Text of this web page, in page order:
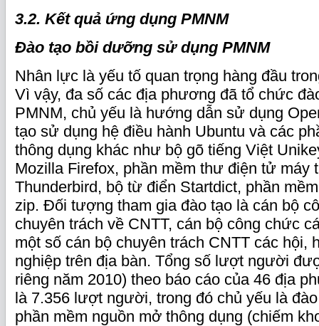
3.2. Kết quả ứng dụng PMNM
Đào tạo bồi dưỡng sử dụng PMNM
Nhân lực là yếu tố quan trọng hàng đầu
Vì vậy, đa số các địa phương đã tổ chức
PMNM, chủ yếu là hướng dẫn sử dụng
tạo sử dụng hệ điều hành Ubuntu và các
thông dụng khác như bộ gõ tiếng Việt
Mozilla Firefox, phần mềm thư điện tử máy
Thunderbird, bộ từ điển Startdict, phần
zip. Đối tượng tham gia đào tạo là cán bộ
chuyên trách về CNTT, cán bộ công chức
một số cán bộ chuyên trách CNTT các hội,
nghiệp trên địa bàn. Tổng số lượt người
riêng năm 2010) theo báo cáo của 46 địa
là 7.356 lượt người, trong đó chủ yếu là
phần mềm nguồn mở thông dụng (chiếm